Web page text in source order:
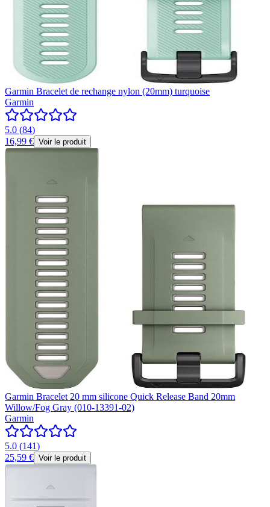
Garmin Bracelet de rechange nylon (20mm) turquoise
Garmin
5.0 (84)
16,99 € Voir le produit
Garmin Bracelet 20 mm silicone Quick Release Band 20mm
Willow/Fog Gray (010-13391-02)
Garmin
5.0 (141)
25,59 € Voir le produit